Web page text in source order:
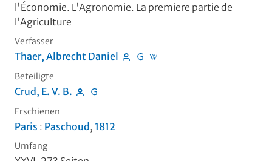
l'Économie. L'Agronomie. La premiere partie de
l'Agriculture
Verfasser
Thaer, Albrecht Daniel
Beteiligte
Crud, E. V. B.
Erschienen
Paris : Paschoud , 1812
Umfang